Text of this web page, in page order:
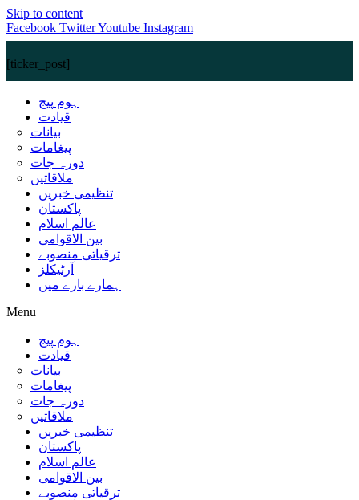
Skip to content
Facebook TwitterYoutube Instagram
[ticker_post]
ہوم پیج
قیادت
بیانات
پیغامات
دورہ جات
ملاقاتیں
تنظیمی خبریں
پاکستان
عالم اسلام
بین الاقوامی
ترقیاتی منصوبے
آرٹیکلز
ہمارے بارے میں
Menu
ہوم پیج
قیادت
بیانات
پیغامات
دورہ جات
ملاقاتیں
تنظیمی خبریں
پاکستان
عالم اسلام
بین الاقوامی
ترقیاتی منصوبے